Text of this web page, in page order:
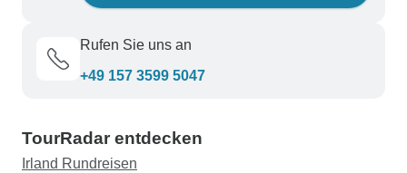
Rufen Sie uns an
+49 157 3599 5047
TourRadar entdecken
Irland Rundreisen